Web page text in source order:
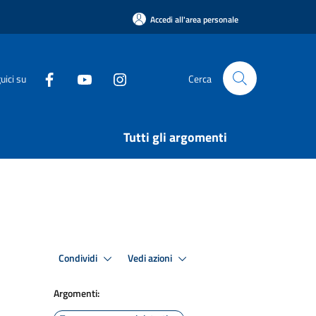
Accedi all'area personale
su Cerca
Tutti gli argomenti
Condividi Vedi azioni
Argomenti: